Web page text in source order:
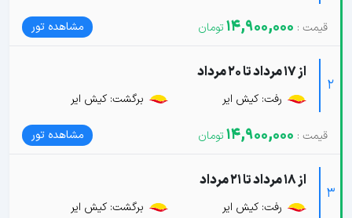
14,900,000 مشاهده تور
2
از 17 مرداد تا 20 مرداد
رفت: کیش ایر برگشت: کیش ایر
14,900,000 مشاهده تور
3
از 18 مرداد تا 21 مرداد
رفت: کیش ایر برگشت: کیش ایر